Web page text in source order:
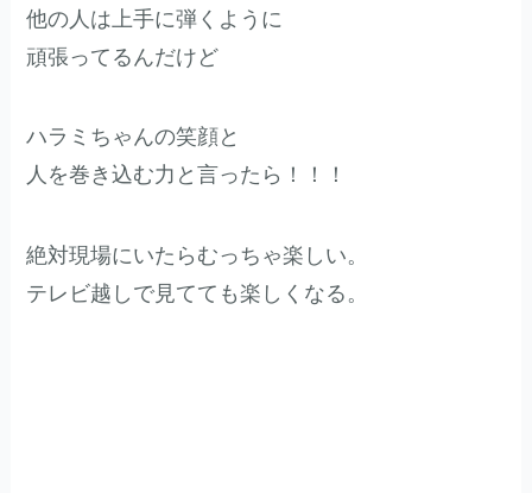
他の人は上手に弾くように
頑張ってるんだけど
ハラミちゃんの笑顔と
人を巻き込む力と言ったら！！！
絶対現場にいたらむっちゃ楽しい。
テレビ越しで見てても楽しくなる。